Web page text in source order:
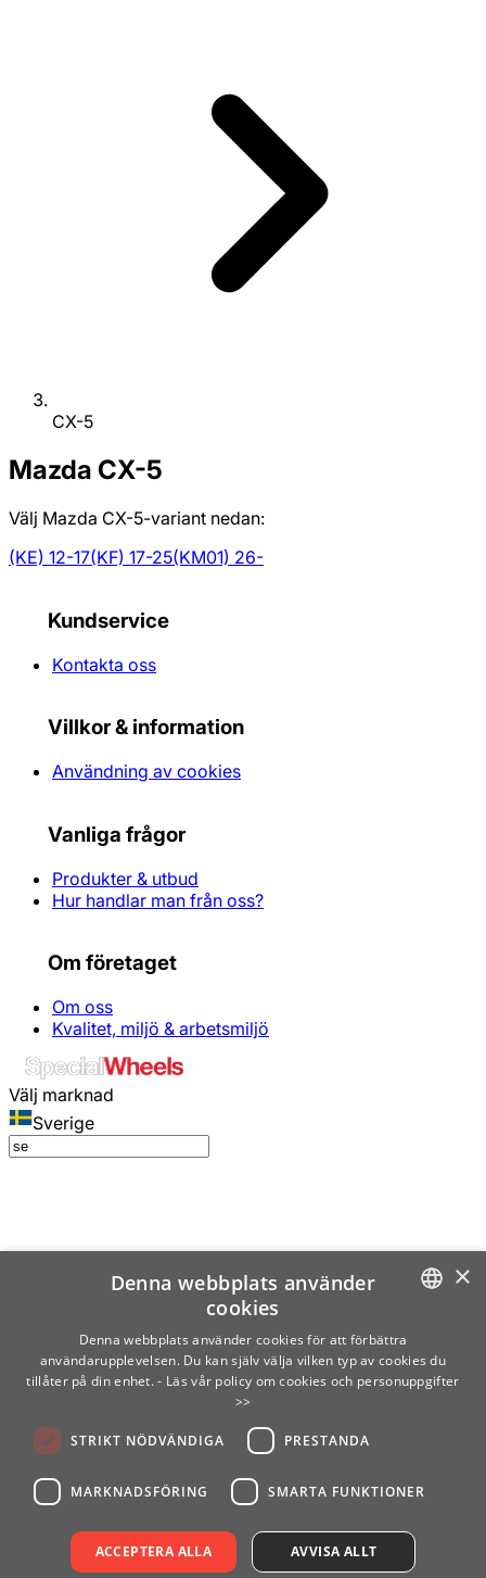
CX-5
Mazda CX-5
Välj Mazda CX-5-variant nedan:
(KE) 12-17(KF) 17-25(KM01) 26-
Kundservice
Kontakta oss
Villkor & information
Användning av cookies
Vanliga frågor
Produkter & utbud
Hur handlar man från oss?
Om företaget
Om oss
Kvalitet, miljö & arbetsmiljö
Välj marknad
Sverige
SWEDISH
×
Denna webbplats använder
cookies
Denna webbplats använder cookies för att förbättra
användarupplevelsen. Du kan själv välja vilken typ av cookies du
tillåter på din enhet. - Läs vår policy om cookies och personuppgifter
>>
STRIKT NÖDVÄNDIGA PRESTANDA
MARKNADSFÖRING SMARTA FUNKTIONER
ACCEPTERA ALLA AVVISA ALLT